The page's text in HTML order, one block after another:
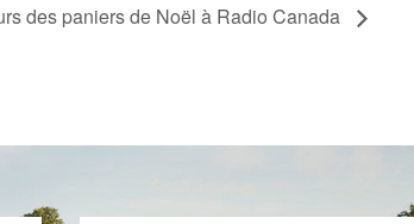
des paniers de Noël à Radio Canada